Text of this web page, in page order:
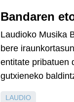
Bandaren
Laudioko Musika
bere
entitate pribatuen
gutxieneko
LAUDIO